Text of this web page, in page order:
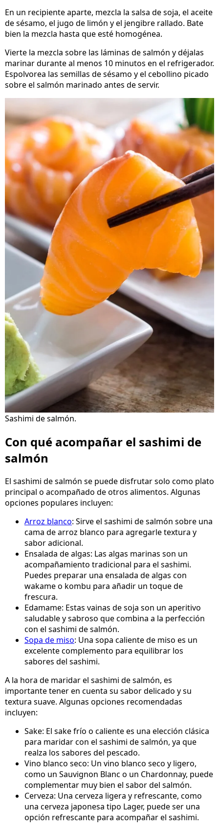
En un recipiente aparte, mezcla la salsa de soja, el aceite
de sésamo, el jugo de limón y el jengibre rallado. Bate
bien la mezcla hasta que esté homogénea.
Vierte la mezcla sobre las láminas de salmón y déjalas
marinar durante al menos 10 minutos en el refrigerador.
Espolvorea las semillas de sésamo y el cebollino picado
sobre el salmón marinado antes de servir.
Sashimi de salmón.
Con qué acompañar el sashimi de
salmón
El sashimi de salmón se puede disfrutar solo como plato
principal o acompañado de otros alimentos. Algunas
opciones populares incluyen:
Arroz blanco: Sirve el sashimi de salmón sobre una
cama de arroz blanco para agregarle textura y
sabor adicional.
Ensalada de algas: Las algas marinas son un
acompañamiento tradicional para el sashimi.
Puedes preparar una ensalada de algas con
wakame o kombu para añadir un toque de
frescura.
Edamame: Estas vainas de soja son un aperitivo
saludable y sabroso que combina a la perfección
con el sashimi de salmón.
Sopa de miso: Una sopa caliente de miso es un
excelente complemento para equilibrar los
sabores del sashimi.
A la hora de maridar el sashimi de salmón, es
importante tener en cuenta su sabor delicado y su
textura suave. Algunas opciones recomendadas
incluyen:
Sake: El sake frío o caliente es una elección clásica
para maridar con el sashimi de salmón, ya que
realza los sabores del pescado.
Vino blanco seco: Un vino blanco seco y ligero,
como un Sauvignon Blanc o un Chardonnay, puede
complementar muy bien el sabor del salmón.
Cerveza: Una cerveza ligera y refrescante, como
una cerveza japonesa tipo Lager, puede ser una
opción refrescante para acompañar el sashimi.